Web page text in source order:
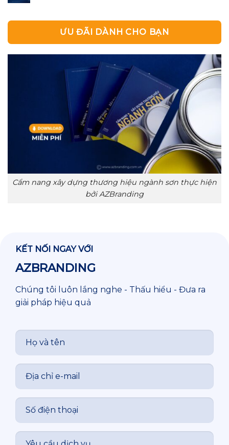
ƯU ĐÃI DÀNH CHO BẠN
Cẩm nang xây dựng thương hiệu ngành sơn thực hiện
bởi AZBranding
KẾT NỐI NGAY VỚI
AZBRANDING
Chúng tôi luôn lắng nghe - Thấu hiểu - Đưa ra
giải pháp hiệu quả